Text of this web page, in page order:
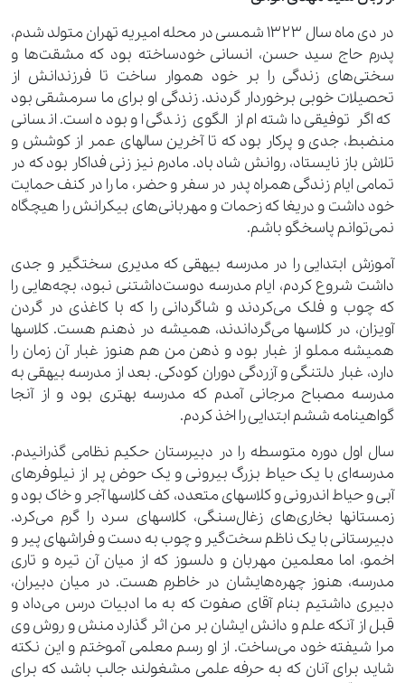
در دی ماه سال 1323 شمسی در محله امیریه تهران متولد شدم،
پدرم حاج سید حسن، انسانی خودساخته بود که مشقت‌ها و
سختی‌های زندگی را بر خود هموار ساخت تا فرزندانش از
تحصیلات خوبی برخوردار گردند. زندگی او برای ما سرمشقی بود
که اگر توفیقی داشته‌ام از الگوی زندگی او بوده است. انسانی
منضبط، جدی و پرکار بود که تا آخرین سالهای عمر از کوشش و
تلاش باز نایستاد، روانش شاد باد. مادرم نیز زنی فداکار بود که در
تمامی ایام زندگی همراه پدر در سفر و حضر، ما را در کنف حمایت
خود داشت و دریغا که زحمات و مهربانی‌های بیکرانش را هیچگاه
نمی‌توانم پاسخگو باشم.
آموزش ابتدایی را در مدرسه بیهقی که مدیری سختگیر و جدی
داشت شروع کردم، ایام مدرسه دوست‌داشتنی نبود، بچه‌هایی را
که چوب و فلک می‌کردند و شاگردانی را که با کاغذی در گردن
آویزان، در کلاسها می‌گرداندند، همیشه در ذهنم هست. کلاسها
همیشه مملو از غبار بود و ذهن من هم هنوز غبار آن زمان را
دارد، غبار دلتنگی و آزردگی دوران کودکی. بعد از مدرسه بیهقی به
مدرسه مصباح مرجانی آمدم که مدرسه بهتری بود و از آنجا
گواهینامه ششم ابتدایی را اخذ کردم.
سال اول دوره متوسطه را در دبیرستان حکیم نظامی گذرانیدم.
مدرسه‌ای با یک حیاط بزرگ بیرونی و یک حوض پر از نیلوفرهای
آبی و حیاط اندرونی و کلاسهای متعدد، کف کلاسها آجر و خاک بود و
زمستانها بخاری‌های زغال‌سنگی، کلاسهای سرد را گرم می‌کرد.
دبیرستانی با یک ناظم سخت‌گیر و چوب به دست و فراشهای پیر و
اخمو، اما معلمین مهربان و دلسوز که از میان آن تیره و تاری
مدرسه، هنوز چهره‌هایشان در خاطرم هست. در میان دبیران،
دبیری داشتیم بنام آقای صفوت که به ما ادبیات درس می‌داد و
قبل از آنکه علم و دانش ایشان بر من اثر گذارد منش و روش وی
مرا شیفته خود می‌ساخت. از او رسم معلمی آموختم و این نکته
شاید برای آنان که به حرفه علمی مشغولند جالب باشد که برای